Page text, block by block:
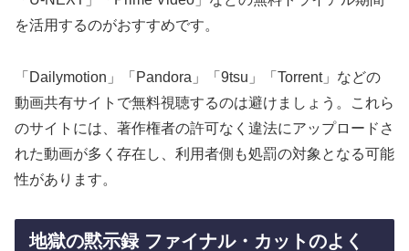
を活用するのがおすすめです。
「Dailymotion」「Pandora」「9tsu」「Torrent」などの
動画共有サイトで無料視聴するのは避けましょう。これら
のサイトには、著作権者の許可なく違法にアップロードさ
れた動画が多く存在し、利用者側も処罰の対象となる可能
性があります。
地獄の黙示録 ファイナル・カットのよく